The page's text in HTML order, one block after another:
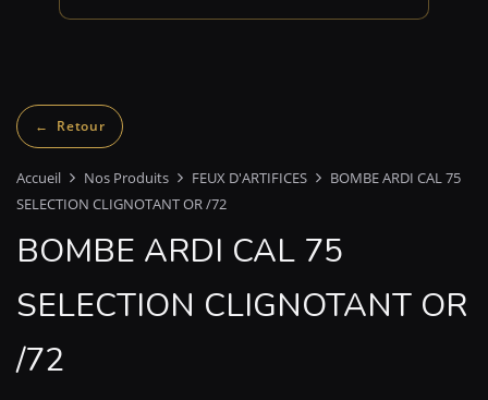
Accueil Nos Produits FEUX D'ARTIFICES
BOMBE ARDI CAL 75
SELECTION CLIGNOTANT OR /72
BOMBE ARDI CAL 75
SELECTION CLIGNOTANT OR
/72